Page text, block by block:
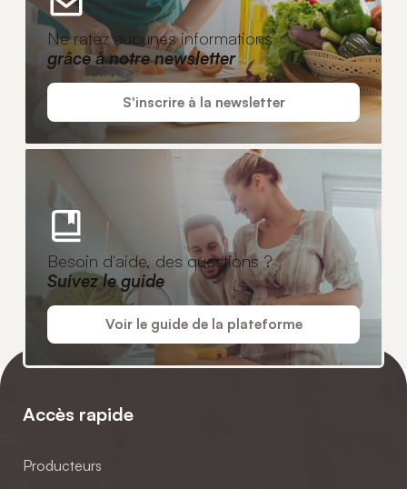
Ne ratez aucunes informations
grâce à notre newsletter
S'inscrire à la newsletter
Besoin d'aide, des questions ?
Suivez le guide
Voir le guide de la plateforme
Accès rapide
Producteurs